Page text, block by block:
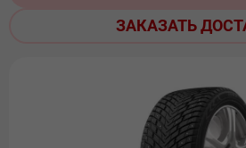
ЗАКАЗАТЬ